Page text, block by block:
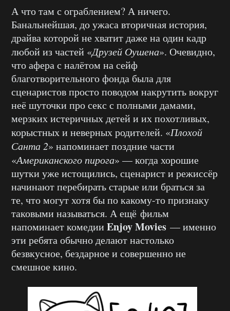
А что там с ограблением? А ничего.
Банальнейшая, до ужаса вторичная история,
драйва которой не хватит даже на один кадр
любой из частей «Друзей Оушена». Очевидно,
что афера с налётом на сейф
благотворительного фонда была для
сценаристов просто поводом накрутить вокруг
неё шуточки про секс с полными дамами,
мерзких истеричных детей и их похотливых,
корыстных и неверных родителей. «Плохой
Санта 2» напоминает поздние части
«Американского пирога» — когда хорошие
шутки уже истощились, сценарист и режиссёр
начинают перебирать старые или браться за
те, что могут хотя бы по какому-то признаку
таковыми называться. А ещё фильм
напоминает комедии Enjoy Movies — именно
эти ребята обычно делают настолько
безвкусное, бездарное и совершенно не
смешное кино.